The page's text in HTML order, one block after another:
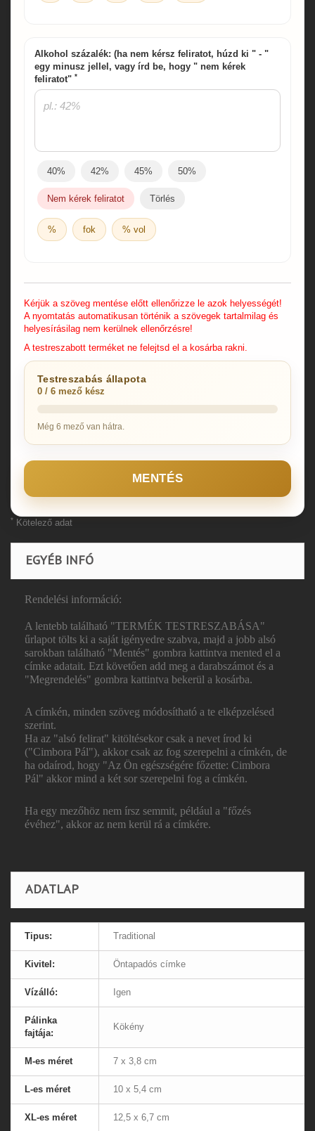
Alkohol százalék: (ha nem kérsz feliratot, húzd ki " - "
egy minusz jellel, vagy írd be, hogy " nem kérek
feliratot" *
40% 42% 45% 50%
Nem kérek feliratot Törlés
% fok % vol
Kérjük a szöveg mentése előtt ellenőrizze le azok helyességét!
A nyomtatás automatikusan történik a szövegek tartalmilag és
helyesírásilag nem kerülnek ellenőrzésre!
A testreszabott terméket ne felejtsd el a kosárba rakni.
Testreszabás állapota
0 / 6 mező kész
Még 6 mező van hátra.
MENTÉS
* Kötelező adat
EGYÉB INFÓ
Rendelési információ:
A lentebb található "TERMÉK TESTRESZABÁSA"
űrlapot tölts ki a saját igényedre szabva, majd a jobb alsó
sarokban található "Mentés" gombra kattintva mented el a
címke adatait. Ezt követően add meg a darabszámot és a
"Megrendelés" gombra kattintva bekerül a kosárba.
A címkén, minden szöveg módosítható a te elképzelésed
szerint.
Ha az "alsó felirat" kitöltésekor csak a nevet írod ki
("Cimbora Pál"), akkor csak az fog szerepelni a címkén, de
ha odaírod, hogy "Az Ön egészségére főzette: Cimbora
Pál" akkor mind a két sor szerepelni fog a címkén.
Ha egy mezőhöz nem írsz semmit, például a "főzés
évéhez", akkor az nem kerül rá a címkére.
ADATLAP
Tipus: Traditional
Kivitel: Öntapadós címke
Vízálló: Igen
Pálinka
fajtája:
Kökény
M-es méret 7 x 3,8 cm
L-es méret 10 x 5,4 cm
XL-es méret 12,5 x 6,7 cm